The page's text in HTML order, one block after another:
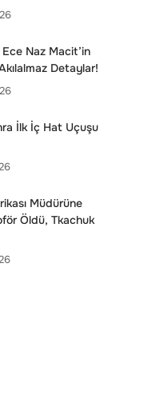
Ece Naz Macit’in
Detaylar!
İlk İç Hat Uçuşu
Müdürüne
Öldü, Tkachuk